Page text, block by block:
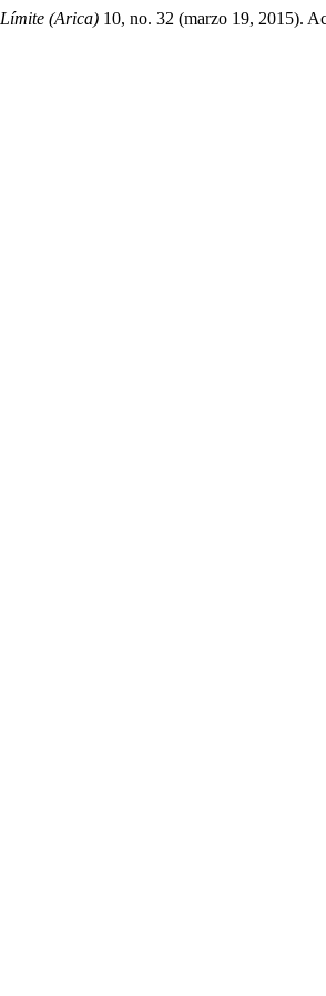
Límite (Arica) 10, no. 32 (marzo 19, 2015).